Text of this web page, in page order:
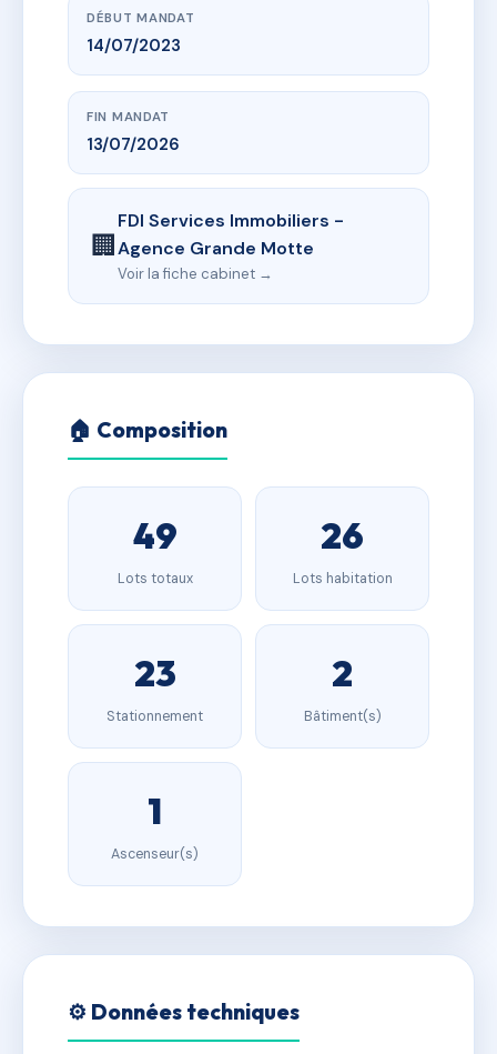
DÉBUT MANDAT
14/07/2023
FIN MANDAT
13/07/2026
🏢
FDI Services Immobiliers -
Agence Grande Motte
Voir la fiche cabinet →
🏠 Composition
49
Lots totaux
26
Lots habitation
23
Stationnement
2
Bâtiment(s)
1
Ascenseur(s)
⚙️ Données techniques